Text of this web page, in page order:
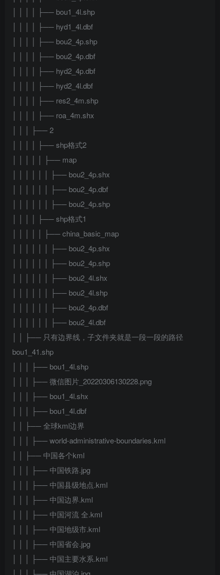
│ │ │ │ ├── bou1_4l.shp
│ │ │ │ ├── hyd1_4l.dbf
│ │ │ │ ├── bou2_4p.shp
│ │ │ │ ├── bou2_4p.dbf
│ │ │ │ ├── hyd2_4p.dbf
│ │ │ │ ├── hyd2_4l.dbf
│ │ │ │ ├── res2_4m.shp
│ │ │ │ ├── roa_4m.shx
│ │ │ ├── 2
│ │ │ │ ├── shp格式2
│ │ │ │ │ ├── map
│ │ │ │ │ │ ├── bou2_4p.shx
│ │ │ │ │ │ ├── bou2_4p.dbf
│ │ │ │ │ │ ├── bou2_4p.shp
│ │ │ │ ├── shp格式1
│ │ │ │ │ ├── china_basic_map
│ │ │ │ │ │ ├── bou2_4p.shx
│ │ │ │ │ │ ├── bou2_4p.shp
│ │ │ │ │ │ ├── bou2_4l.shx
│ │ │ │ │ │ ├── bou2_4l.shp
│ │ │ │ │ │ ├── bou2_4p.dbf
│ │ │ │ │ │ ├── bou2_4l.dbf
│ │ ├── 只有边界线，子文件夹就是一段一段的路径
bou1_41.shp
│ │ │ ├── bou1_4l.shp
│ │ │ ├── 微信图片_20220306130228.png
│ │ │ ├── bou1_4l.shx
│ │ │ ├── bou1_4l.dbf
│ │ ├── 全球kml边界
│ │ │ ├── world-administrative-boundaries.kml
│ │ ├── 中国各个kml
│ │ │ ├── 中国铁路.jpg
│ │ │ ├── 中国县级地点.kml
│ │ │ ├── 中国边界.kml
│ │ │ ├── 中国河流 全.kml
│ │ │ ├── 中国地级市.kml
│ │ │ ├── 中国省会.jpg
│ │ │ ├── 中国主要水系.kml